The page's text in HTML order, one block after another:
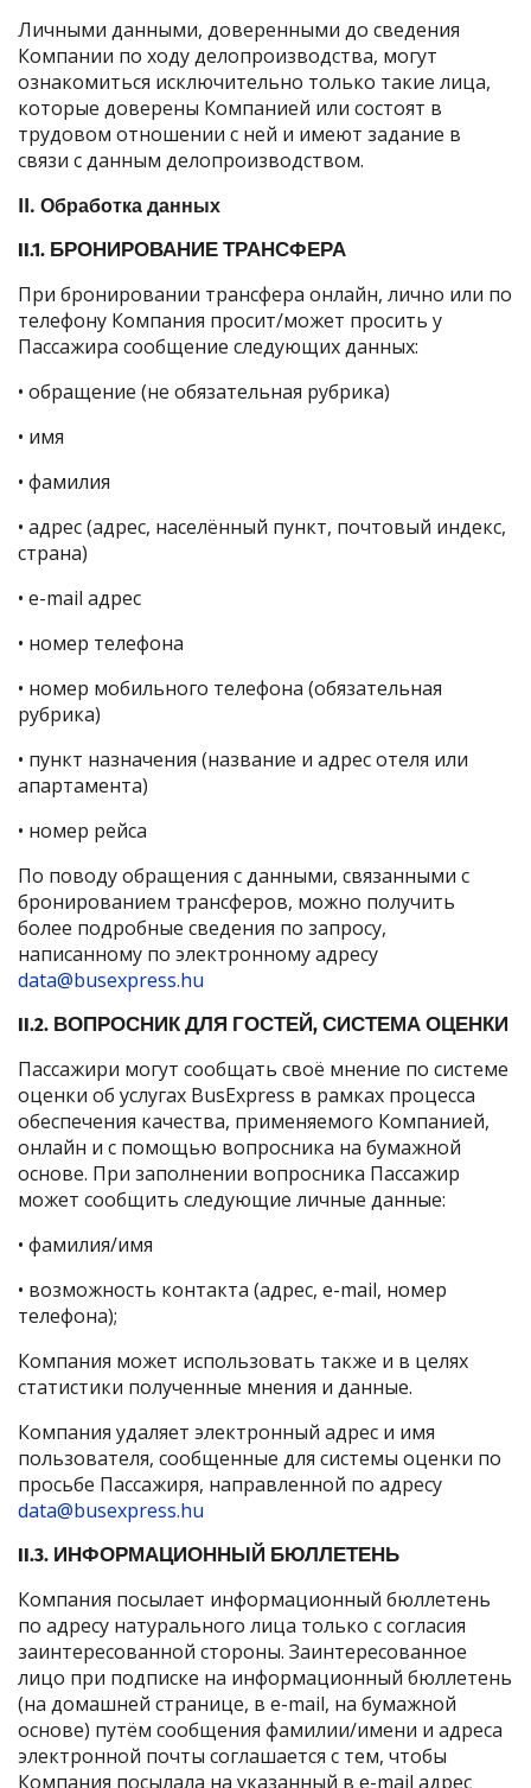
Личными данными, доверенными до сведения
Компании по ходу делопроизводства, могут
ознакомиться исключительно только такие лица,
которые доверены Компанией или состоят в
трудовом отношении с ней и имеют задание в
связи с данным делопроизводством.
II. Обработка данных
II.1. БРОНИРОВАНИЕ ТРАНСФЕРА
При бронировании трансфера онлайн, лично или по
телефону Компания просит/может просить у
Пассажира сообщение следующих данных:
• обращение (не обязательная рубрика)
• имя
• фамилия
• адрес (адрес, населённый пункт, почтовый индекс,
страна)
• e-mail адрес
• номер телефона
• номер мобильного телефона (обязательная
рубрика)
• пункт назначения (название и адрес отеля или
апартамента)
• номер рейса
По поводу обращения с данными, связанными с
бронированием трансферов, можно получить
более подробные сведения по запросу,
написанному по электронному адресу
data@busexpress.hu
II.2. ВОПРОСНИК ДЛЯ ГОСТЕЙ, СИСТЕМА ОЦЕНКИ
Пассажири могут сообщать своё мнение по системе
оценки об услугах BusExpress в рамках процесса
обеспечения качества, применяемого Компанией,
онлайн и с помощью вопросника на бумажной
основе. При заполнении вопросника Пассажир
может сообщить следующие личные данные:
• фамилия/имя
• возможность контакта (адрес, e-mail, номер
телефона);
Компания может использовать также и в целях
статистики полученные мнения и данные.
Компания удаляет электронный адрес и имя
пользователя, сообщенные для системы оценки по
просьбе Пассажиря, направленной по адресу
data@busexpress.hu
II.3. ИНФОРМАЦИОННЫЙ БЮЛЛЕТЕНЬ
Компания посылает информационный бюллетень
по адресу натурального лица только с согласия
заинтересованной стороны. Заинтересованное
лицо при подписке на информационный бюллетень
(на домашней странице, в e-mail, на бумажной
основе) путём сообщения фамилии/имени и адреса
электронной почты соглашается с тем, чтобы
Компания посылала на указанный в e-mail адрес